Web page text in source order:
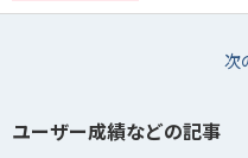
次
ユーザー成績などの記事